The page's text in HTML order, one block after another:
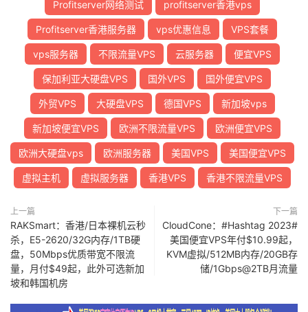
Profitserver网络测试 profitserver香港vps
Profitserver香港服务器 vps优惠信息 VPS套餐
vps服务器 不限流量VPS 云服务器 便宜VPS
保加利亚大硬盘VPS 国外VPS 国外便宜VPS
外贸VPS 大硬盘VPS 德国VPS 新加坡vps
新加坡便宜VPS 欧洲不限流量VPS 欧洲便宜VPS
欧洲大硬盘vps 欧洲服务器 美国VPS 美国便宜VPS
虚拟主机 虚拟服务器 香港VPS 香港不限流量VPS
上一篇
RAKSmart：香港/日本裸机云秒
杀，E5-2620/32G内存/1TB硬
盘，50Mbps优质带宽不限流
量，月付$49起，此外可选新加
坡和韩国机房
下一篇
CloudCone：#Hashtag 2023#
美国便宜VPS年付$10.99起，
KVM虚拟/512MB内存/20GB存
储/1Gbps@2TB月流量